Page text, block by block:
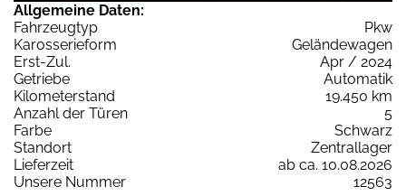
Allgemeine Daten:
Fahrzeugtyp
Pkw
Karosserieform
Geländewagen
Erst-Zul.
Apr / 2024
Getriebe
Automatik
Kilometerstand
19.450 km
Anzahl der Türen
5
Farbe
Schwarz
Standort
Zentrallager
Lieferzeit
ab ca. 10.08.2026
Unsere Nummer
12563